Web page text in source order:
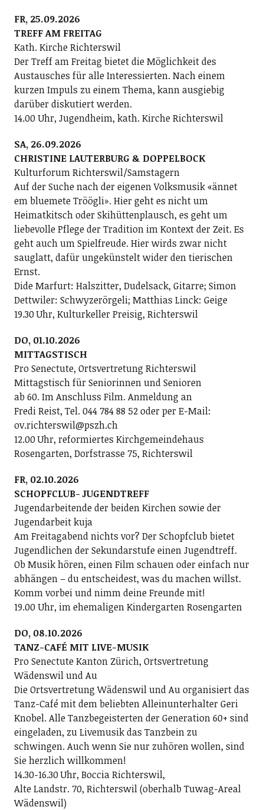
FR, 25.09.2026
TREFF AM FREITAG
Kath. Kirche Richterswil
Der Treff am Freitag bietet die Möglichkeit des
Austausches für alle Interessierten. Nach einem
kurzen Impuls zu einem Thema, kann ausgiebig
darüber diskutiert werden.
14.00 Uhr, Jugendheim, kath. Kirche Richterswil
SA, 26.09.2026
CHRISTINE LAUTERBURG & DOPPELBOCK
Kulturforum Richterswil/Samstagern
Auf der Suche nach der eigenen Volksmusik «ännet
em bluemete Tröögli». Hier geht es nicht um
Heimatkitsch oder Skihüttenplausch, es geht um
liebevolle Pflege der Tradition im Kontext der Zeit. Es
geht auch um Spielfreude. Hier wirds zwar nicht
sauglatt, dafür ungekünstelt wider den tierischen
Ernst.
Dide Marfurt: Halszitter, Dudelsack, Gitarre; ­Simon
Dettwiler: Schwyzerörgeli; Matthias Linck: Geige
19.30 Uhr, Kulturkeller Preisig, Richterswil
DO, 01.10.2026
MITTAGSTISCH
Pro Senectute, Ortsvertretung Richterswil
Mittagstisch für Seniorinnen und Senioren
ab 60. Im Anschluss Film. Anmeldung an
Fredi Reist, Tel. 044 784 88 52 oder per E-Mail:
ov.richterswil@pszh.ch
12.00 Uhr, reformiertes Kirchgemeindehaus
Rosengarten, Dorfstrasse 75, Richterswil
FR, 02.10.2026
SCHOPFCLUB- JUGENDTREFF
Jugendarbeitende der beiden Kirchen sowie der
Jugendarbeit kuja
Am Freitagabend nichts vor? Der Schopfclub bietet
Jugendlichen der Sekundarstufe einen Jugendtreff.
Ob Musik hören, einen Film schauen oder einfach nur
abhängen – du entscheidest, was du machen willst.
Komm vorbei und nimm deine Freunde mit!
19.00 Uhr, im ehemaligen Kindergarten Rosengarten
DO, 08.10.2026
TANZ-CAFÉ MIT LIVE-MUSIK
Pro Senectute Kanton Zürich, Ortsvertretung
Wädenswil und Au
Die Ortsvertretung Wädenswil und Au organisiert das
Tanz-Café mit dem beliebten Alleinunterhalter Geri
Knobel. Alle Tanzbegeisterten der Generation 60+ sind
eingeladen, zu Livemusik das Tanzbein zu
schwingen. Auch wenn Sie nur zuhören wollen, sind
Sie herzlich willkommen!
14.30-16.30 Uhr, Boccia Richterswil,
Alte Landstr. 70, Richterswil (oberhalb Tuwag-Areal
Wädenswil)